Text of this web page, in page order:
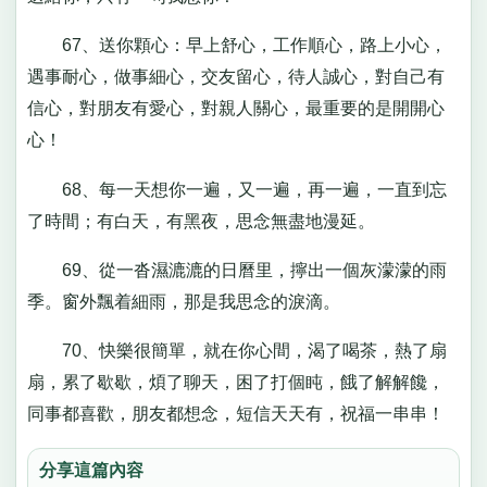
67、送你顆心：早上舒心，工作順心，路上小心，
遇事耐心，做事細心，交友留心，待人誠心，對自己有
信心，對朋友有愛心，對親人關心，最重要的是開開心
心！
68、每一天想你一遍，又一遍，再一遍，一直到忘
了時間；有白天，有黑夜，思念無盡地漫延。
69、從一沓濕漉漉的日曆里，擰出一個灰濛濛的雨
季。窗外飄着細雨，那是我思念的淚滴。
70、快樂很簡單，就在你心間，渴了喝茶，熱了扇
扇，累了歇歇，煩了聊天，困了打個盹，餓了解解饞，
同事都喜歡，朋友都想念，短信天天有，祝福一串串！
分享這篇內容